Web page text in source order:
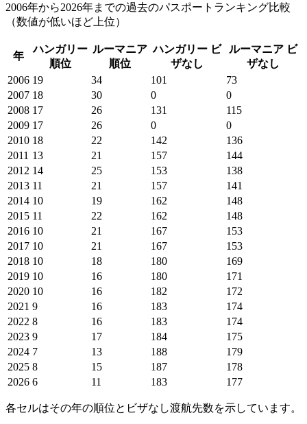
2006年から2026年までの過去のパスポートランキング比較
（数値が低いほど上位）
年
ハンガリー
順位
ルーマニア
順位
ハンガリー ビ
ザなし
ルーマニア ビ
ザなし
2006 19 34 101
73
2007 18 30 0
0
2008 17 26 131
115
2009 17 26 0
0
2010 18 22 142
136
2011 13 21 157
144
2012 14 25 153
138
2013 11 21 157
141
2014 10 19 162
148
2015 11 22 162
148
2016 10 21 167
153
2017 10 21 167
153
2018 10 18 180
169
2019 10 16 180
171
2020 10 16 182
172
2021 9 16 183
174
2022 8 16 183
174
2023 9 17 184
175
2024 7 13 188
179
2025 8 15 187
178
2026 6 11 183 177
各セルはその年の順位とビザなし渡航先数を示しています。